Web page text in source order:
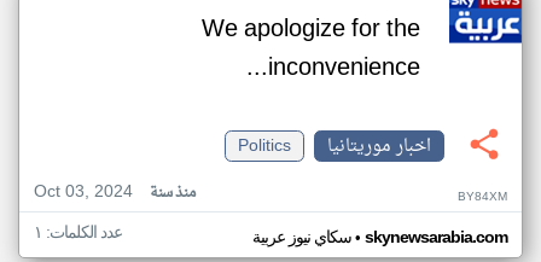
We apologize for the
inconvenience...
اخبار موريتانيا
Politics
Oct 03, 2024
منذ سنة BY84XM
سكاي نيوز عربية• skynewsarabia.com عدد الكلمات: ١